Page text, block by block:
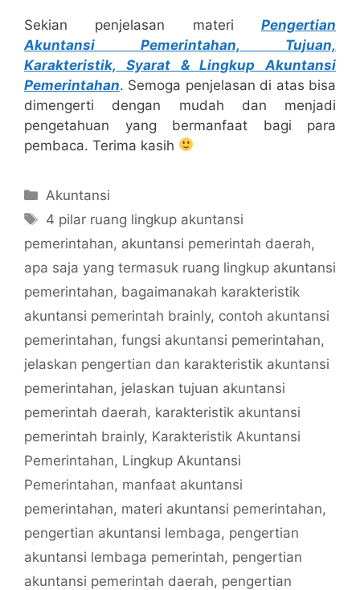
Sekian penjelasan materi Pengertian
Akuntansi Pemerintahan, Tujuan,
Karakteristik, Syarat & Lingkup Akuntansi
Pemerintahan. Semoga penjelasan di atas bisa
dimengerti dengan mudah dan menjadi
pengetahuan yang bermanfaat bagi para
pembaca. Terima kasih
Categories
Akuntansi
Tags
4 pilar ruang lingkup akuntansi
pemerintahan, akuntansi pemerintah daerah,
apa saja yang termasuk ruang lingkup akuntansi
pemerintahan, bagaimanakah karakteristik
akuntansi pemerintah brainly, contoh akuntansi
pemerintahan, fungsi akuntansi pemerintahan,
jelaskan pengertian dan karakteristik akuntansi
pemerintahan, jelaskan tujuan akuntansi
pemerintah daerah, karakteristik akuntansi
pemerintah brainly, Karakteristik Akuntansi
Pemerintahan, Lingkup Akuntansi
Pemerintahan, manfaat akuntansi
pemerintahan, materi akuntansi pemerintahan,
pengertian akuntansi lembaga, pengertian
akuntansi lembaga pemerintah, pengertian
akuntansi pemerintah daerah, pengertian